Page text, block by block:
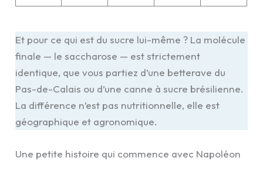
Et pour ce qui est du sucre lui-même ? La molécule
finale — le saccharose — est strictement
identique, que vous partiez d’une betterave du
Pas-de-Calais ou d’une canne à sucre brésilienne.
La différence n’est pas nutritionnelle, elle est
géographique et agronomique.
Une petite histoire qui commence avec Napoléon